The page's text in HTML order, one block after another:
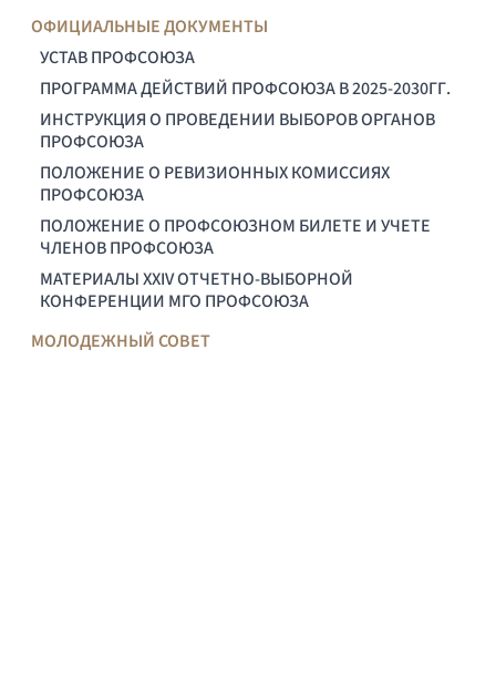
ОФИЦИАЛЬНЫЕ ДОКУМЕНТЫ
УСТАВ ПРОФСОЮЗА
ПРОГРАММА ДЕЙСТВИЙ ПРОФСОЮЗА В 2025-2030ГГ.
ИНСТРУКЦИЯ О ПРОВЕДЕНИИ ВЫБОРОВ ОРГАНОВ
ПРОФСОЮЗА
ПОЛОЖЕНИЕ О РЕВИЗИОННЫХ КОМИССИЯХ
ПРОФСОЮЗА
ПОЛОЖЕНИЕ О ПРОФСОЮЗНОМ БИЛЕТЕ И УЧЕТЕ
ЧЛЕНОВ ПРОФСОЮЗА
МАТЕРИАЛЫ XXIV ОТЧЕТНО-ВЫБОРНОЙ
КОНФЕРЕНЦИИ МГО ПРОФСОЮЗА
МОЛОДЕЖНЫЙ СОВЕТ